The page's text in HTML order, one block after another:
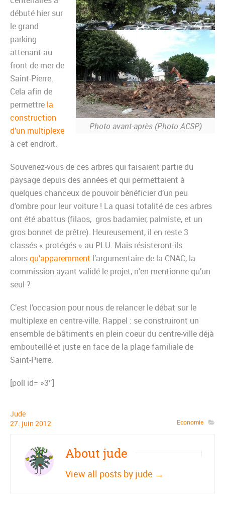
Photo avant-après (Photo ACSP)
débuté hier sur
le grand
parking
attenant au
front de mer de
Saint-Pierre.
Cela afin de
permettre la
construction
d’un multiplexe
à cet endroit.
Souvenez-vous de ces arbres qui faisaient partie du
paysage depuis des années et qui permettaient à
quelques chanceux de pouvoir bénéficier d’un peu
d’ombre pour leur voiture ! La quasi totalité de ces arbres
ont été abattus (filaos, gros badamier, palmiste, et un
gros bonnet de prêtre). Heureusement, il en reste 3
classés « protégés » au PLU. Mais résisteront-ils
alorsqu’apparemment l’argumentaire de la CNAC, la
commission ayant validé le projet, n’en mentionne qu’un
seul ?
C’est l’occasion pour nous de relancer le débat sur le
multiplexe en centre-ville. Rappel : se construiront un
ensemble de bâtiments en plein coeur du centre-ville déjà
embouteillé et juste en face de la plage familiale de
Saint-Pierre.
[poll id= »3″]
Jude
27. juin 2012 Economie
About jude
View all posts by jude →